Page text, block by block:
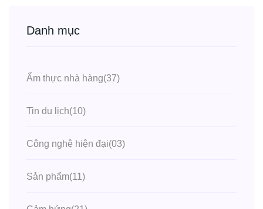
Danh mục
Ẩm thực nhà hàng(37)
Tin du lịch(10)
Công nghệ hiện đại(03)
Sản phẩm(11)